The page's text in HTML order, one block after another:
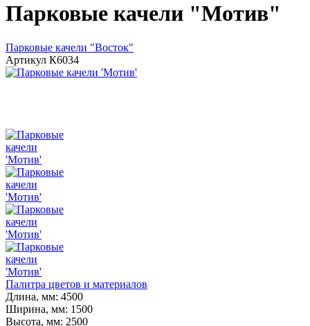
Парковые качели "Мотив"
Парковые качели "Восток"
Артикул К6034
Палитра цветов и материалов
Длина, мм: 4500
Ширина, мм: 1500
Высота, мм: 2500